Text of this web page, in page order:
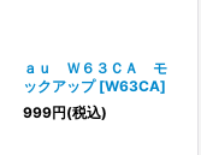
ａｕ Ｗ６３ＣＡ モ
ックアップ [W63CA]
999円(税込)